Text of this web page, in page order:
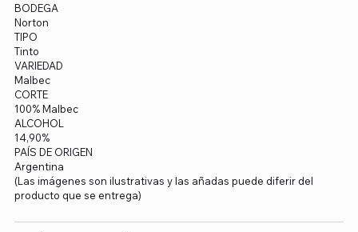
BODEGA
Norton
TIPO
Tinto
VARIEDAD
Malbec
CORTE
100% Malbec
ALCOHOL
14,90%
PAÍS DE ORIGEN
Argentina
(Las imágenes son ilustrativas y las añadas puede diferir del
producto que se entrega)